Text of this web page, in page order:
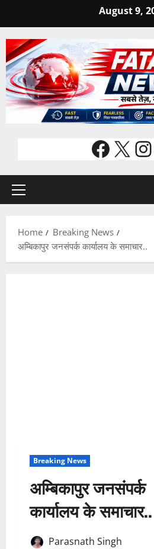
content
August 9,
X
Primary
Home
Breaking News
अम्बिकापुर जनसंपर्क कार्यालय के समाचार..
Breaking News
अम्बिकापुर जनसंपर्क
कार्यालय के समाचार..
Parasnath Singh